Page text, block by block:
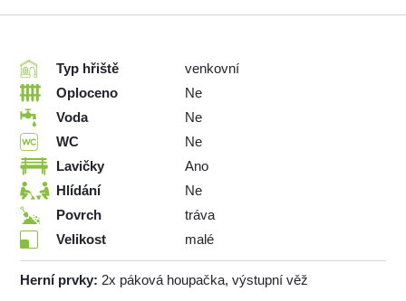
Typ hřiště
venkovní
Oploceno
Ne
Voda
Ne
WC
Ne
Lavičky
Ano
Hlídání
Ne
Povrch
tráva
Velikost
malé
Herní prvky: 2x páková houpačka, výstupní věž